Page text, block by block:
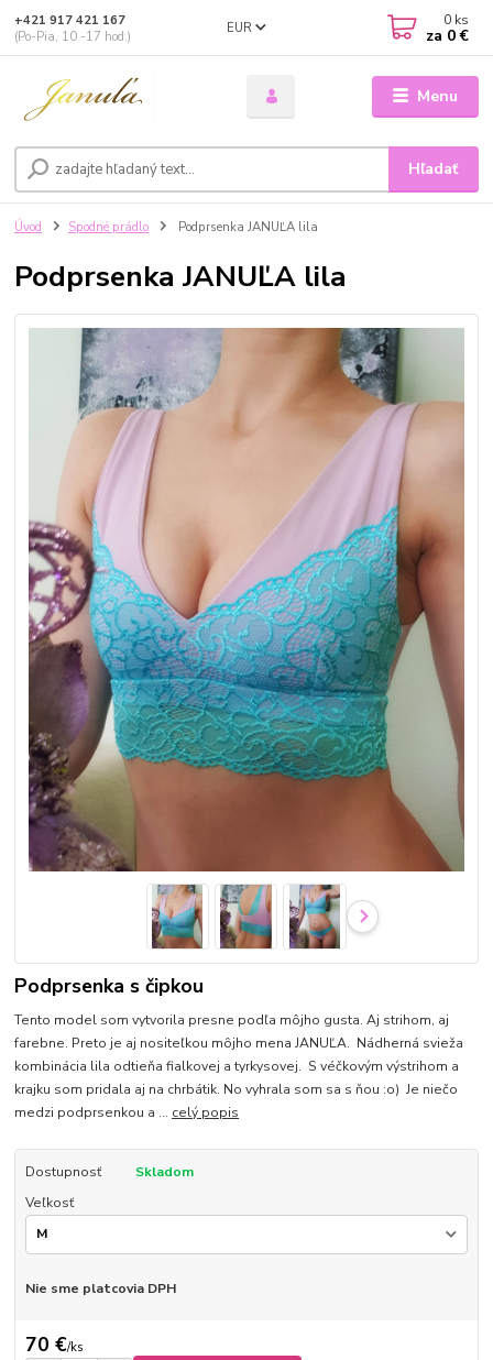
Menu
EUR
Hľadať
+421 917 421 167
(Po-Pia, 10 -17 hod.)
0 ks
za 0 €
Úvod Spodné prádlo Podprsenka JANUĽA lila
Podprsenka JANUĽA lila
Podprsenka s čipkou
Tento model som vytvorila presne podľa môjho gusta. Aj strihom, aj
farebne. Preto je aj nositeľkou môjho mena JANUĽA. Nádherná svieža
kombinácia lila odtieňa fialkovej a tyrkysovej. S véčkovým výstrihom a
krajku som pridala aj na chrbátik. No vyhrala som sa s ňou :o) Je niečo
medzi podprsenkou a ... celý popis
Dostupnosť
Skladom
Veľkosť
Nie sme platcovia DPH
70 €/ks